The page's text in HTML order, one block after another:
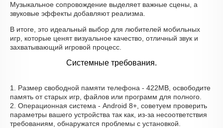
Музыкальное сопровождение выделяет важные сцены, а
звуковые эффекты добавляют реализма.
В итоге, это идеальный выбор для любителей мобильных
игр, которые ценят визуальное качество, отличный звук и
захватывающий игровой процесс.
Системные требования.
1. Размер свободной памяти телефона - 422MB, освободите
память от старых игр, файлов или программ для полного.
2. Операционная система - Android 8+, советуем проверить
параметры вашего устройства так как, из-за несоответствия
требованиям, обнаружатся проблемы с установкой.